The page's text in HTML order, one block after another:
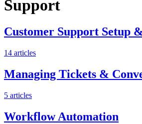
Support
Customer Support Setup
14 articles
Managing Tickets &
5 articles
Workflow Automation